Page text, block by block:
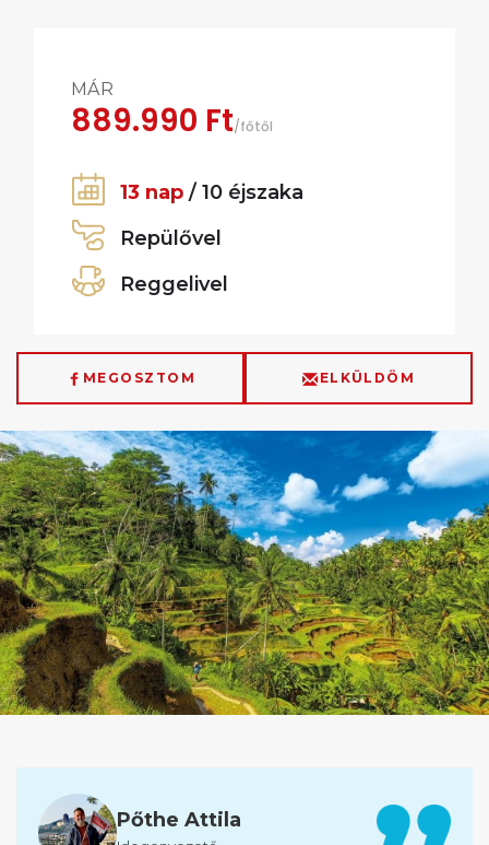
MÁR
889.990 Ft/főtől
13 nap / 10 éjszaka
Repülővel
Reggelivel
MEGOSZTOM ELKÜLDÖM
Pőthe Attila